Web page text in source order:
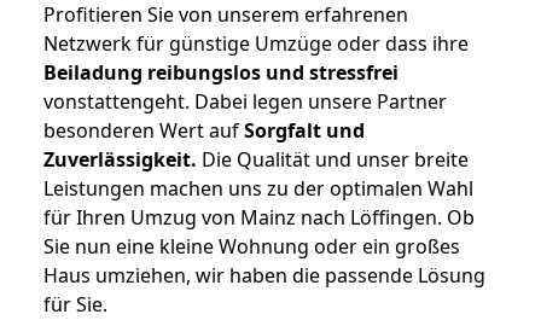
Profitieren Sie von unserem erfahrenen
Netzwerk für günstige Umzüge oder dass ihre
Beiladung reibungslos und stressfrei
vonstattengeht. Dabei legen unsere Partner
besonderen Wert aufSorgfalt und
Zuverlässigkeit. Die Qualität und unser breite
Leistungen machen uns zu der optimalen Wahl
für Ihren Umzug von Mainz nach Löffingen. Ob
Sie nun eine kleine Wohnung oder ein großes
Haus umziehen, wir haben die passende Lösung
für Sie.